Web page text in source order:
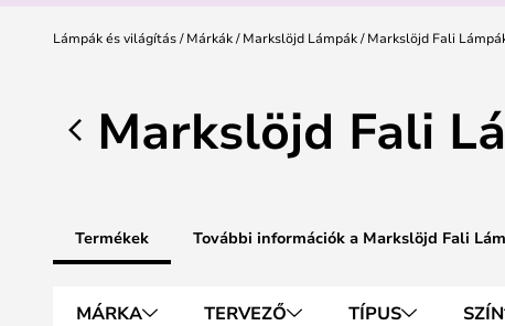
Lámpák és világítás Márkák Markslöjd Lámpák Markslöjd Fali
Markslöjd Fali
Termékek További információk a Markslöjd Fali
MÁRKA TERVEZŐ TÍPUS SZÍN